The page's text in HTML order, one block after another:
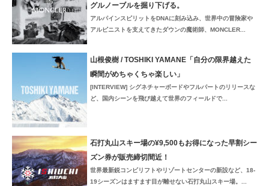
グルノーブルを掘り下げる。
アルパインスピリットをDNAに刻み込み、世界中の冒険家や
アルピニストを支えてきたダウンの魔術師、MONCLER...
山根俊樹 / TOSHIKI YAMANE「自分の限界越えた
瞬間がめちゃくちゃ楽しい」
[INTERVIEW] シグネチャーボードやフルパートのリリースな
ど、国内シーンを飛び越えて世界のフィールドで...
石打丸山スキー場の¥9,500もお得になった早割シー
ズン券が販売締切間近！
世界最新鋭コンビリフトやリゾートセンターの新設など、18-
19シーズンはますます目が離せない石打丸山スキー場。...